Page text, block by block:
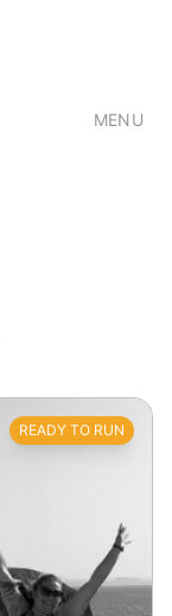
MENU
READY TO RUN